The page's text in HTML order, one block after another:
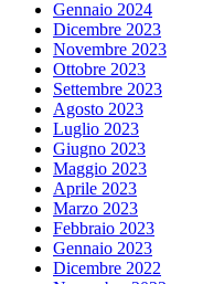
Gennaio 2024
Dicembre 2023
Novembre 2023
Ottobre 2023
Settembre 2023
Agosto 2023
Luglio 2023
Giugno 2023
Maggio 2023
Aprile 2023
Marzo 2023
Febbraio 2023
Gennaio 2023
Dicembre 2022